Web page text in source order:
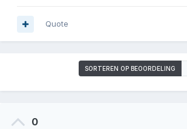
Quote
SORTEREN OP BEOORDELING
0